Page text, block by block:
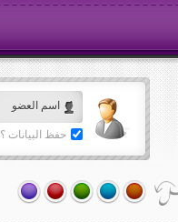
حفظ البيانات ؟